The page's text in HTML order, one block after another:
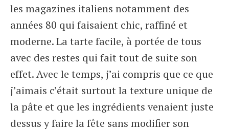
les magazines italiens notamment des
années 80 qui faisaient chic, raffiné et
moderne. La tarte facile, à portée de tous
avec des restes qui fait tout de suite son
effet. Avec le temps, j’ai compris que ce que
j’aimais c’était surtout la texture unique de
la pâte et que les ingrédients venaient juste
dessus y faire la fête sans modifier son